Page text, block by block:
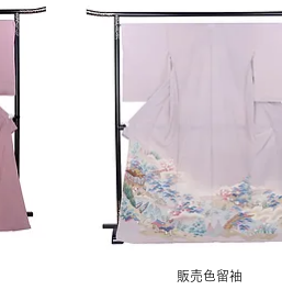
販売色留袖